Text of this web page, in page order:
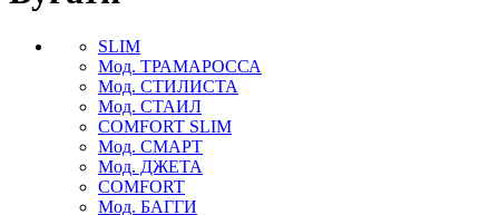
SLIM
Мод. ТРАМАРОССА
Мод. СТИЛИСТА
Мод. СТАИЛ
COMFORT SLIM
Мод. СМАРТ
Мод. ДЖЕТА
COMFORT
Мод. БАГГИ